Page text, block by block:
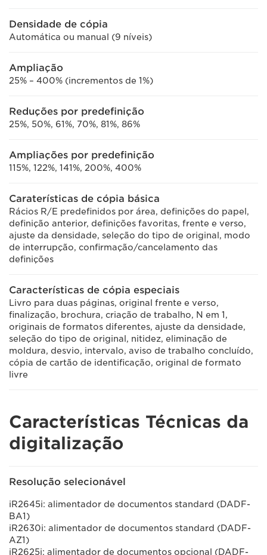
Densidade de cópia
Automática ou manual (9 níveis)
Ampliação
25% – 400% (incrementos de 1%)
Reduções por predefinição
25%, 50%, 61%, 70%, 81%, 86%
Ampliações por predefinição
115%, 122%, 141%, 200%, 400%
Caraterísticas de cópia básica
Rácios R/E predefinidos por área, definições do papel,
definição anterior, definições favoritas, frente e verso,
ajuste da densidade, seleção do tipo de original, modo
de interrupção, confirmação/cancelamento das
definições
Características de cópia especiais
Livro para duas páginas, original frente e verso,
finalização, brochura, criação de trabalho, N em 1,
originais de formatos diferentes, ajuste da densidade,
seleção do tipo de original, nitidez, eliminação de
moldura, desvio, intervalo, aviso de trabalho concluído,
cópia de cartão de identificação, original de formato
livre
Características Técnicas da
digitalização
Resolução selecionável
iR2645i: alimentador de documentos standard (DADF-
BA1)
iR2630i: alimentador de documentos standard (DADF-
AZ1)
iR2625i: alimentador de documentos opcional (DADF-